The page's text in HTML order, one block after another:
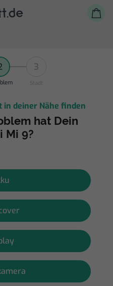
3
in deiner Nähe finden
hat Dein
Mi 9?